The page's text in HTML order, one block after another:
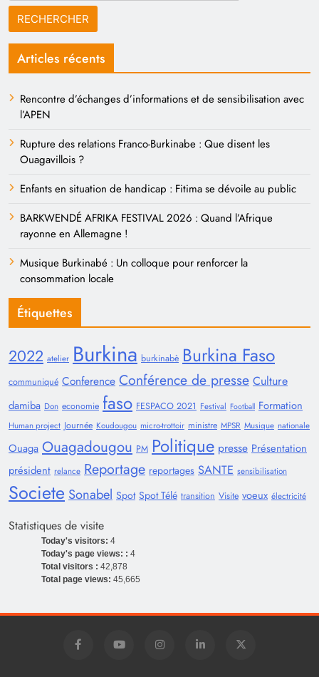
Articles récents
Rencontre d’échanges d’informations et de sensibilisation avec
l’APEN
Rupture des relations Franco-Burkinabe : Que disent les
Ouagavillois ?
Enfants en situation de handicap : Fitima se dévoile au public
BARKWENDÉ AFRIKA FESTIVAL 2026 : Quand l’Afrique
rayonne en Allemagne !
Musique Burkinabé : Un colloque pour renforcer la
consommation locale
Étiquettes
2022 atelier Burkina burkinabè Burkina Faso
communiqué Conference Conférence de presse Culture
damiba Don economie faso FESPACO 2021 Festival Football Formation
Human project Journée Koudougou micro-trottoir ministre MPSR Musique nationale
Ouaga Ouagadougou PM Politique presse Présentation
président relance Reportage reportages SANTE sensibilisation
Societe Sonabel Spot Spot Télé transition Visite voeux électricité
Statistiques de visite
Today's visitors: 4
Today's page views: : 4
Total visitors : 42,878
Total page views: 45,665